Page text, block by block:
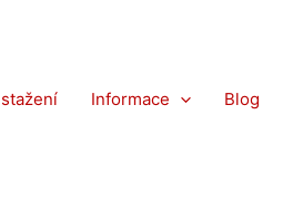
Informace Blog